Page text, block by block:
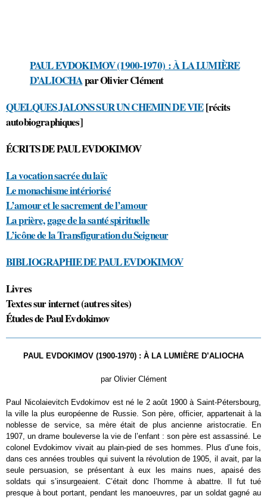
PAUL EVDOKIMOV (1900-1970) : À LA LUMIÈRE
D’ALIOCHApar Olivier Clément
QUELQUES JALONS SUR UN CHEMIN DE VIE[récits
autobiographiques]
ÉCRITS DE PAUL EVDOKIMOV
La vocation sacrée du laïc
Le monachisme intériorisé
L’amour et le sacrement de l’amour
La prière, gage de la santé spirituelle
L’icône de la Transfiguration du Seigneur
BIBLIOGRAPHIE DE PAUL EVDOKIMOV
Livres
Textes sur internet (autres sites)
Études de Paul Evdokimov
PAUL EVDOKIMOV (1900-1970) : À LA LUMIÈRE D’ALIOCHA
par Olivier Clément
Paul Nicolaievitch Evdokimov est né le 2 août 1900 à Saint-Pétersbourg,
la ville la plus européenne de Russie. Son père, officier, appartenait à la
noblesse de service, sa mère était de plus ancienne aristocratie. En
1907, un drame bouleverse la vie de l’enfant : son père est assassiné. Le
colonel Evdokimov vivait au plain-pied de ses hommes. Plus d’une fois,
dans ces années troubles qui suivent la révolution de 1905, il avait, par la
seule persuasion, se présentant à eux les mains nues, apaisé des
soldats qui s’insurgeaient. C’était donc l’homme à abattre. Il fut tué
presque à bout portant, pendant les manoeuvres, par un soldat gagné au